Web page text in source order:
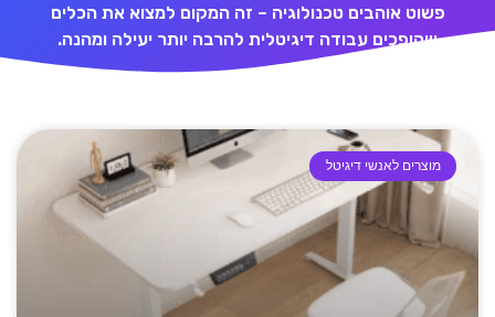
פשוט אוהבים טכנולוגיה – זה המקום למצוא את הכלים
שהופכים עבודה דיגיטלית להרבה יותר יעילה ומהנה.
מוצרים לאנשי דיגיטל